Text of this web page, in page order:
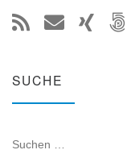
SUCHE
SUCHE